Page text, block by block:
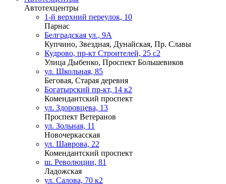
Автотехцентры
1-й верхний переулок, 10
Парнас
Белградская ул., 9А
Купчино, Звездная, Дунайская, Пр. Славы
Кудрово, пр-кт Строителей, 25 с2
Улица Дыбенко, Проспект Большевиков
ул. Школьная, 85
Беговая, Старая деревня
Богатырский пр-кт, 14 к2
Комендантский проспект
ул. Здоровцева, 13
Проспект Ветеранов
ул. Зольная, 11
Новочеркасская
ул. Шаврова, 22
Комендантский проспект
ш. Революции, 81
Ладожская
ул. Салова, 70 к2